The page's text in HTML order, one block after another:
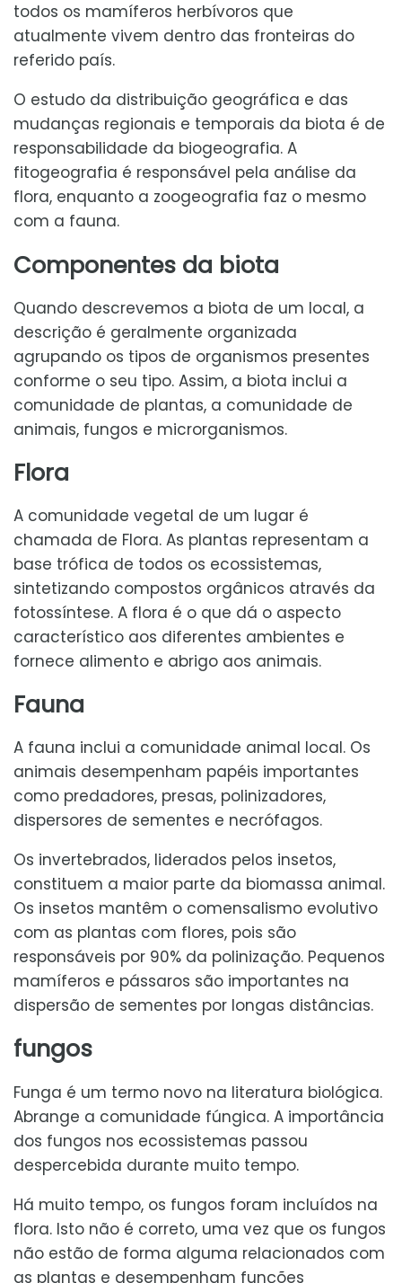
todos os mamíferos herbívoros que
atualmente vivem dentro das fronteiras do
referido país.
O estudo da distribuição geográfica e das
mudanças regionais e temporais da biota é de
responsabilidade da biogeografia. A
fitogeografia é responsável pela análise da
flora, enquanto a zoogeografia faz o mesmo
com a fauna.
Componentes da biota
Quando descrevemos a biota de um local, a
descrição é geralmente organizada
agrupando os tipos de organismos presentes
conforme o seu tipo. Assim, a biota inclui a
comunidade de plantas, a comunidade de
animais, fungos e microrganismos.
Flora
A comunidade vegetal de um lugar é
chamada de Flora. As plantas representam a
base trófica de todos os ecossistemas,
sintetizando compostos orgânicos através da
fotossíntese. A flora é o que dá o aspecto
característico aos diferentes ambientes e
fornece alimento e abrigo aos animais.
Fauna
A fauna inclui a comunidade animal local. Os
animais desempenham papéis importantes
como predadores, presas, polinizadores,
dispersores de sementes e necrófagos.
Os invertebrados, liderados pelos insetos,
constituem a maior parte da biomassa animal.
Os insetos mantêm o comensalismo evolutivo
com as plantas com flores, pois são
responsáveis por 90% da polinização. Pequenos
mamíferos e pássaros são importantes na
dispersão de sementes por longas distâncias.
fungos
Funga é um termo novo na literatura biológica.
Abrange a comunidade fúngica. A importância
dos fungos nos ecossistemas passou
despercebida durante muito tempo.
Há muito tempo, os fungos foram incluídos na
flora. Isto não é correto, uma vez que os fungos
não estão de forma alguma relacionados com
as plantas e desempenham funções